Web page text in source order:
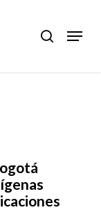
search
Menu
Close